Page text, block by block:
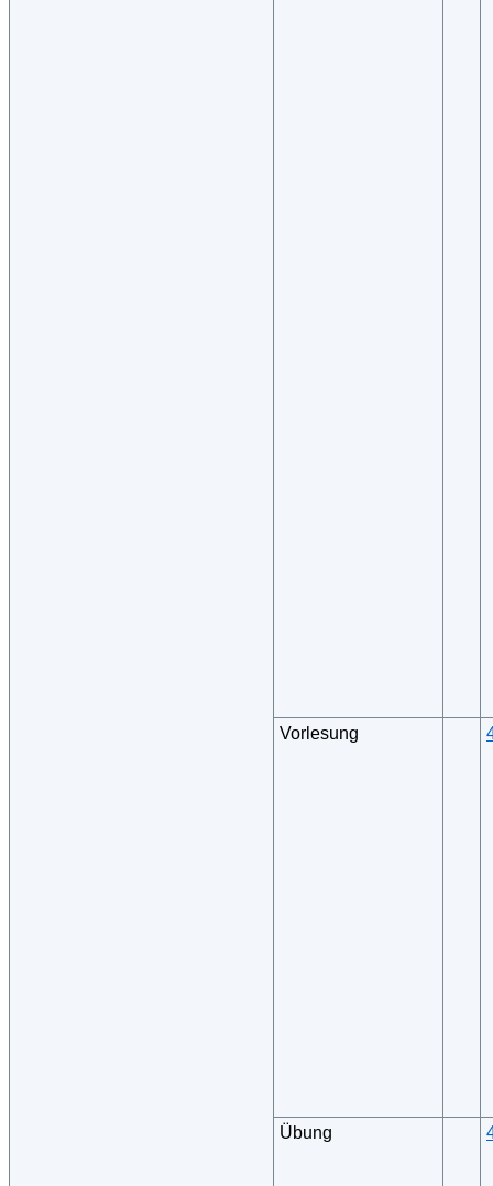
Vorlesung
Übung